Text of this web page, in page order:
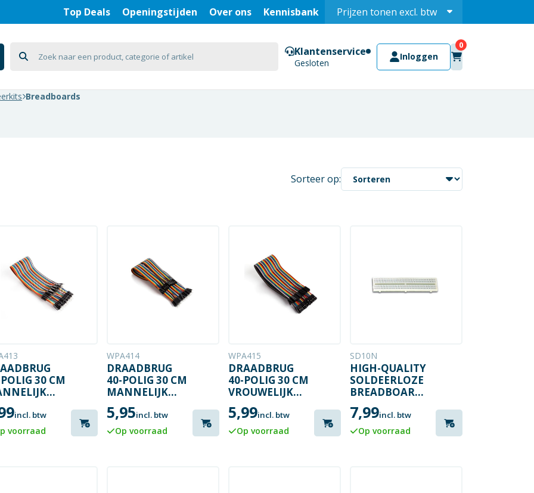
Top Deals Openingstijden Over ons Kennisbank Prijzen tonen excl. btw
Klantenservice
Gesloten
Inloggen
Breadboards
Sorteer op:
30 CM
incl. btw
voorraad
WPA414
DRAADBRUG
40-POLIG 30 CM
MANNELIJK
NAAR
VROUWELIJK
(PLATTE
KABEL)
5,95incl. btw
Op voorraad
WPA415
DRAADBRUG
40-POLIG 30 CM
VROUWELIJK
NAAR
VROUWELIJK
(PLATTE
KABEL)
5,99incl. btw
Op voorraad
SD10N
HIGH-QUALITY
SOLDEERLOZE
BREADBOARDS
- 640 GATEN
7,99incl. btw
Op voorraad